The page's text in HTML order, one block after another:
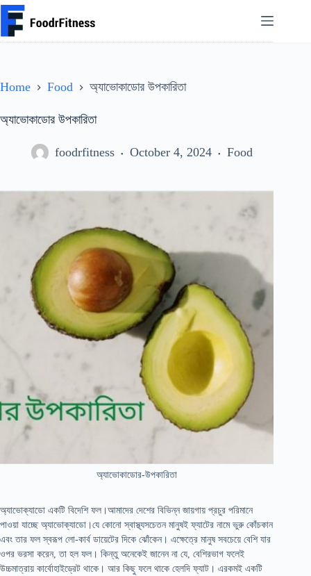
Skip
to
content
Home Food অ্যাভোকাডোর উপকারিতা
অ্যাভোকাডোর উপকারিতা
foodrfitness October 4, 2024 Food
অ্যাভোকাডোর-উপকারিতা
অ্যাভোক্যাডো একটি বিদেশি ফল।আমাদের দেশের বিভিন্ন জায়গায় প্রচুর পরিমানে
পাওয়া যাচ্ছে অ্যাভোক্যাডো।যে কোনো স্বাস্থ্যসচেতন মানুষই ফ্যাটের নামে ভুরু কোঁচকান
এবং তার ফল স্বরূপ লো-কার্ব ডায়েটের দিকে ঝোঁকেন। এক্ষেত্রে মানুষ সবচেয়ে বেশি যার
ওপর ভরসা করেন, তা হল ফল। কিন্তু অনেকেই জানেন না যে, বেশিরভাগ ফলেই
উচ্চমাত্রায় কার্বোহাইড্রেট থাকে। আর কিছু ফলে থাকে হেলদি ফ্যাট। এরকমই একটি